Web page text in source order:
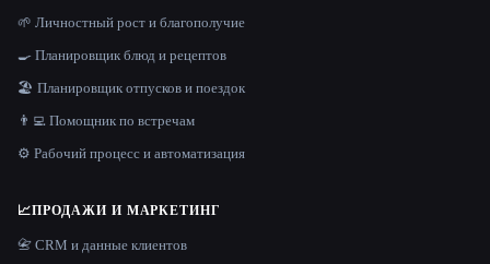
🌱 Личностный рост и благополучие
🍳 Планировщик блюд и рецептов
🏖 Планировщик отпусков и поездок
👨‍💻 Помощник по встречам
⚙️ Рабочий процесс и автоматизация
📈ПРОДАЖИ И МАРКЕТИНГ
📇 CRM и данные клиентов